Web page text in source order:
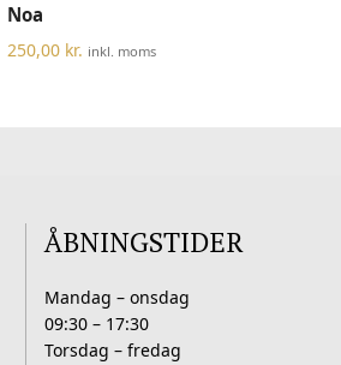
Noa
250,00 kr. inkl. moms
ÅBNINGSTIDER
Mandag – onsdag
09:30 – 17:30
Torsdag – fredag